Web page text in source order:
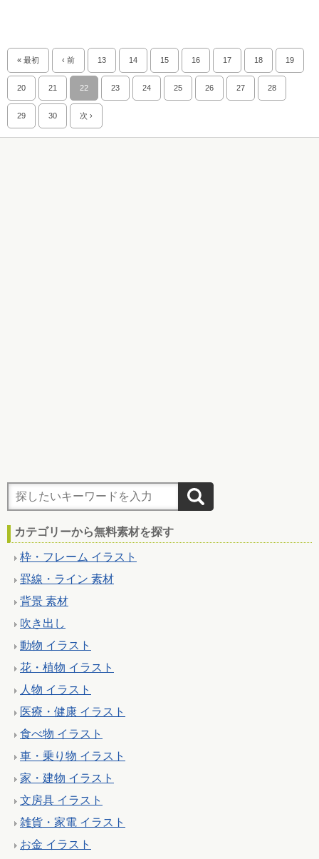
« 最初 ‹ 前 13 14 15 16 17 18 19
20 21 22 23 24 25 26 27 28
29 30 次 ›
カテゴリーから無料素材を探す
枠・フレーム イラスト
罫線・ライン 素材
背景 素材
吹き出し
動物 イラスト
花・植物 イラスト
人物 イラスト
医療・健康 イラスト
食べ物 イラスト
車・乗り物 イラスト
家・建物 イラスト
文房具 イラスト
雑貨・家電 イラスト
お金 イラスト